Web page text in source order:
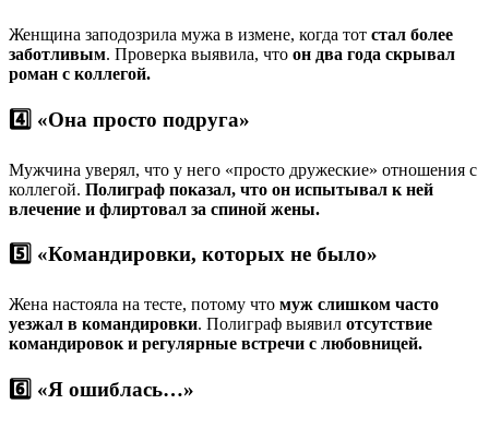
Женщина заподозрила мужа в измене, когда тот стал более
заботливым. Проверка выявила, что он два года скрывал
роман с коллегой.
4️⃣ «Она просто подруга»
Мужчина уверял, что у него «просто дружеские» отношения с
коллегой. Полиграф показал, что он испытывал к ней
влечение и флиртовал за спиной жены.
5️⃣ «Командировки, которых не было»
Жена настояла на тесте, потому что муж слишком часто
уезжал в командировки. Полиграф выявил отсутствие
командировок и регулярные встречи с любовницей.
6️⃣ «Я ошиблась…»